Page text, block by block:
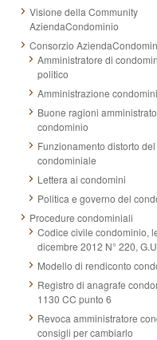
Visione della Community
AziendaCondominio
Consorzio
Amministratore di
politico
Amministrazione
Buone ragioni
condominio
Funzionamento distorto
condominiale
Lettera ai condomini
Politica e governo del
Procedure condominiali
Codice civile condominio,
dicembre 2012 N° 220,
Modello di rendiconto
Registro di anagrafe
1130 CC punto 6
Revoca amministratore
consigli per cambiarlo